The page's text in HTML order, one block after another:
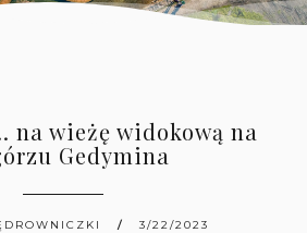
na wieżę widokową na
Gedymina
3/22/2023